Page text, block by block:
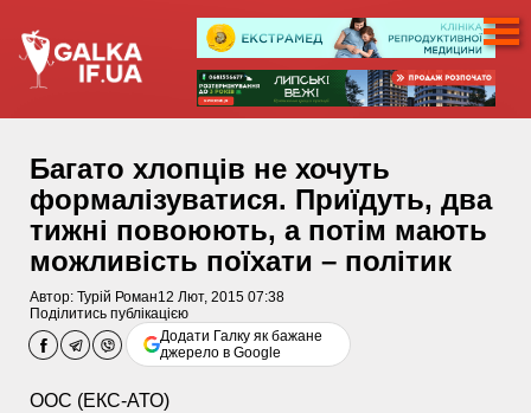
Багато хлопців не хочуть
формалізуватися. Приїдуть, два
тижні повоюють, а потім мають
можливість поїхати – політик
Автор: Турій Роман12 Лют, 2015 07:38
Поділитись публікацією
Додати Галку як бажане
джерело в Google
ООС (ЕКС-АТО)